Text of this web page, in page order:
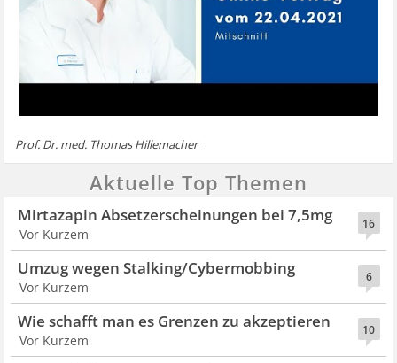
Prof. Dr. med. Thomas Hillemacher
Aktuelle Top Themen
16
Mirtazapin Absetzerscheinungen bei 7,5mg
Vor Kurzem
6
Umzug wegen Stalking/Cybermobbing
Vor Kurzem
10
Wie schafft man es Grenzen zu akzeptieren
Vor Kurzem